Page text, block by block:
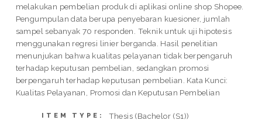
melakukan pembelian produk di aplikasi online shop Shopee.
Pengumpulan data berupa penyebaran kuesioner, jumlah
sampel sebanyak 70 responden. Teknik untuk uji hipotesis
menggunakan regresi linier berganda. Hasil penelitian
menunjukan bahwa kualitas pelayanan tidak berpengaruh
terhadap keputusan pembelian, sedangkan promosi
berpengaruh terhadap keputusan pembelian. Kata Kunci:
Kualitas Pelayanan, Promosi dan Keputusan Pembelian
ITEM TYPE: Thesis (Bachelor (S1))